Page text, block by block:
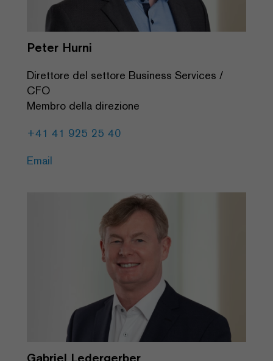
Peter Hurni
Direttore del settore Business Services /
CFO
Membro della direzione
+41 41 925 25 40
Email
Gabriel Ledergerber